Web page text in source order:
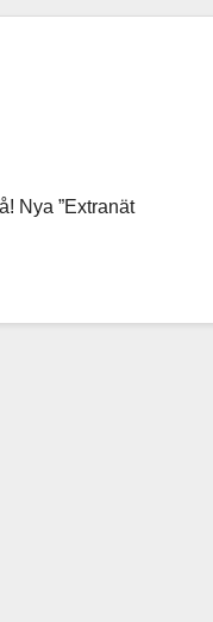
Nya ”Extranät